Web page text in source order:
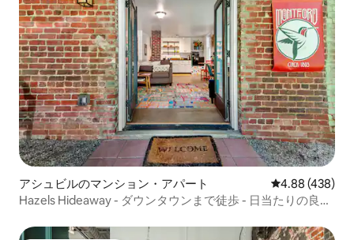
アシュビルのマンション・アパート レビュー438
4.88 (438)
Hazels Hideaway - ダウンタウンまで徒歩 - 日当たりの良い